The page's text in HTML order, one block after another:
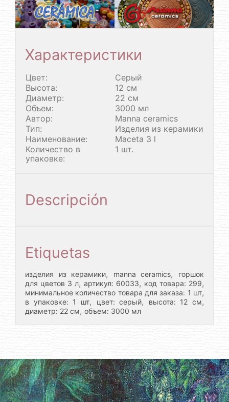
Характеристики
Цвет:
Серый
Высота:
12 см
Диаметр:
22 см
Объем:
3000 мл
Автор:
Manna ceramics
Тип:
Изделия из керамики
Наименование:
Maceta 3 l
Количество в
упаковке:
1 шт.
Descripción
Etiquetas
изделия из керамики, manna ceramics,
горшок
для цветов 3 л, артикул: 60033, код товара: 299,
минимальное количество товара для заказа: 1 шт,
в упаковке: 1 шт, цвет: серый, высота: 12 см,
диаметр: 22 см, объем: 3000 мл